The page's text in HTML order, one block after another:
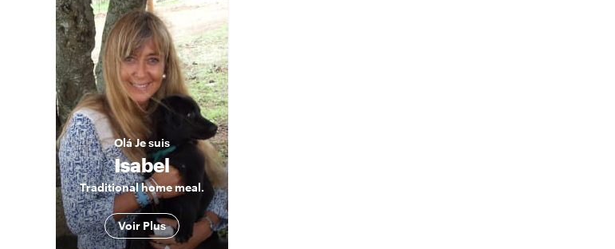
OláJe suis
Isabel
Traditional home meal.
Voir Plus